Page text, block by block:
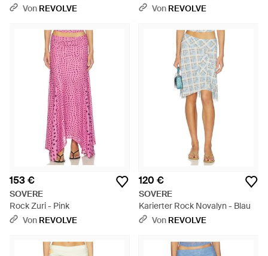
Von REVOLVE
Von REVOLVE
153 €
SOVERE
Rock Zuri - Pink
Von REVOLVE
120 €
SOVERE
Karierter Rock Novalyn - Blau
Von REVOLVE